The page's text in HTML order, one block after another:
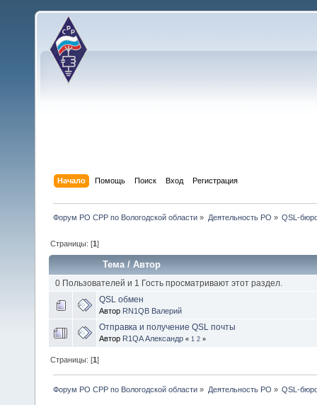
Начало Помощь Поиск Вход Регистрация
Форум РО СРР по Вологодской области » Деятельность РО » QSL-
Страницы: [1]
Тема/Автор
0 Пользователей и 1 Гость просматривают этот раздел.
QSL обмен
Автор RN1QB Валерий
Отправка и получение QSL почты
Автор R1QA Александр « 1 2 »
Страницы: [1]
Форум РО СРР по Вологодской области » Деятельность РО » QSL-